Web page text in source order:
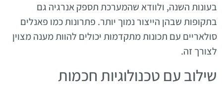
בעונות השנה, ולוודא שהמערכת תספק אנרגיה גם
בתקופות שבהן הייצור נמוך יותר. פתרונות כמו פאנלים
סולאריים עם תכונות מתקדמות יכולים להוות מענה מצוין
לצורך זה.
שילוב עם טכנולוגיות חכמות